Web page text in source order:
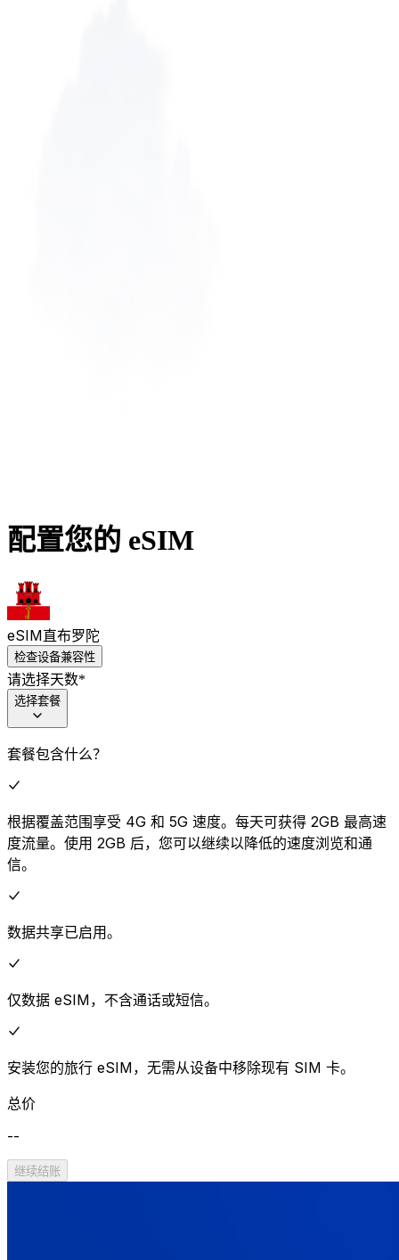
配置您的 eSIM
eSIM直布罗陀
检查设备兼容性
请选择天数*
选择套餐
套餐包含什么？
根据覆盖范围享受 4G 和 5G 速度。每天可获得 2GB 最高速
度流量。使用 2GB 后，您可以继续以降低的速度浏览和通
信。
数据共享已启用。
仅数据 eSIM，不含通话或短信。
安装您的旅行 eSIM，无需从设备中移除现有 SIM 卡。
总价
--
继续结账